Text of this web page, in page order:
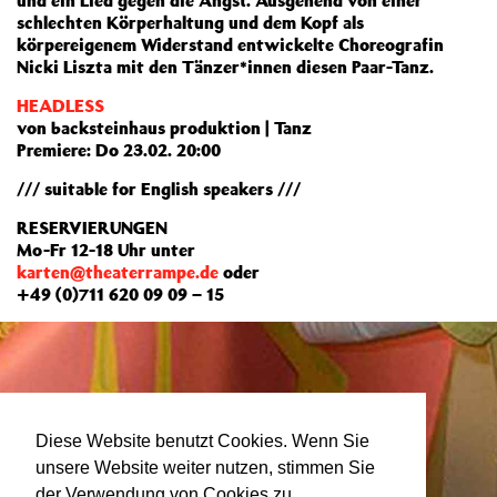
Diese Website benutzt Cookies. Wenn Sie
unsere Website weiter nutzen, stimmen Sie
schlechten Körperhaltung und dem Kopf als
körpereigenem Widerstand entwickelte Choreografin
Nicki Liszta mit den Tänzer*innen diesen Paar-Tanz.
HEADLESS
von backsteinhaus produktion | Tanz
Premiere: Do 23.02. 20:00
/// suitable for English speakers ///
RESERVIERUNGEN
Mo-Fr 12-18 Uhr unter
karten@theaterrampe.de oder
+49 (0)711 620 09 09 – 15